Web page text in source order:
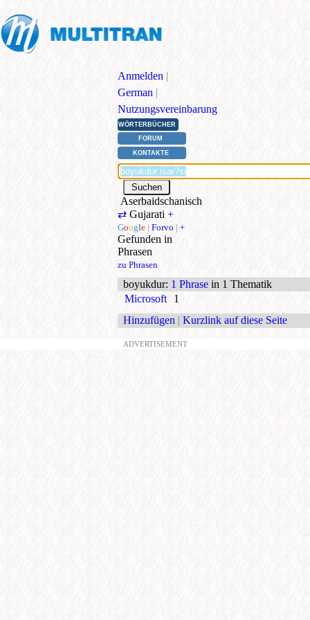
Anmelden |
German |
Nutzungsvereinbarung
WÖRTERBÜCHER
FORUM
KONTAKTE
Aserbaidschanisch
⇄ Gujarati +
Google | Forvo | +
Gefunden in
Phrasen
zu Phrasen
boyukdur: 1 Phrase in 1 Thematik
Microsoft
1
Hinzufügen | Kurzlink auf diese Seite
ADVERTISEMENT